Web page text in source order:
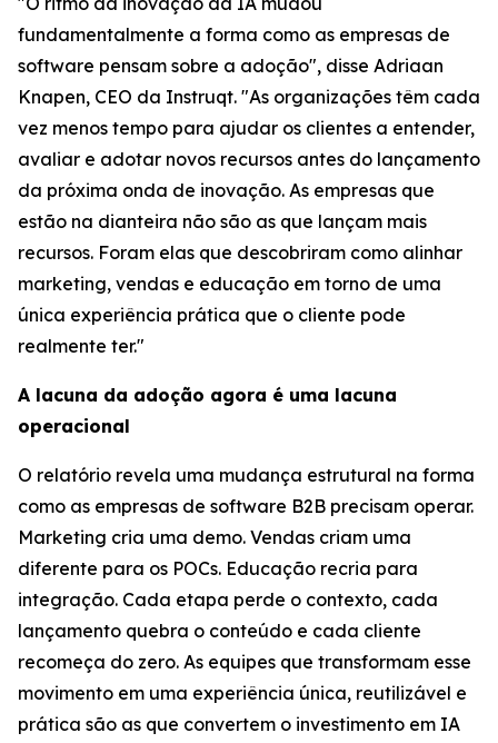
fundamentalmente a forma como as empresas de
software pensam sobre a adoção", disse Adriaan
Knapen, CEO da Instruqt. "As organizações têm cada
vez menos tempo para ajudar os clientes a entender,
avaliar e adotar novos recursos antes do lançamento
da próxima onda de inovação. As empresas que
estão na dianteira não são as que lançam mais
recursos. Foram elas que descobriram como alinhar
marketing, vendas e educação em torno de uma
única experiência prática que o cliente pode
realmente ter."
A lacuna da adoção agora é uma lacuna
operacional
O relatório revela uma mudança estrutural na forma
como as empresas de software B2B precisam operar.
Marketing cria uma demo. Vendas criam uma
diferente para os POCs. Educação recria para
integração. Cada etapa perde o contexto, cada
lançamento quebra o conteúdo e cada cliente
recomeça do zero. As equipes que transformam esse
movimento em uma experiência única, reutilizável e
prática são as que convertem o investimento em IA